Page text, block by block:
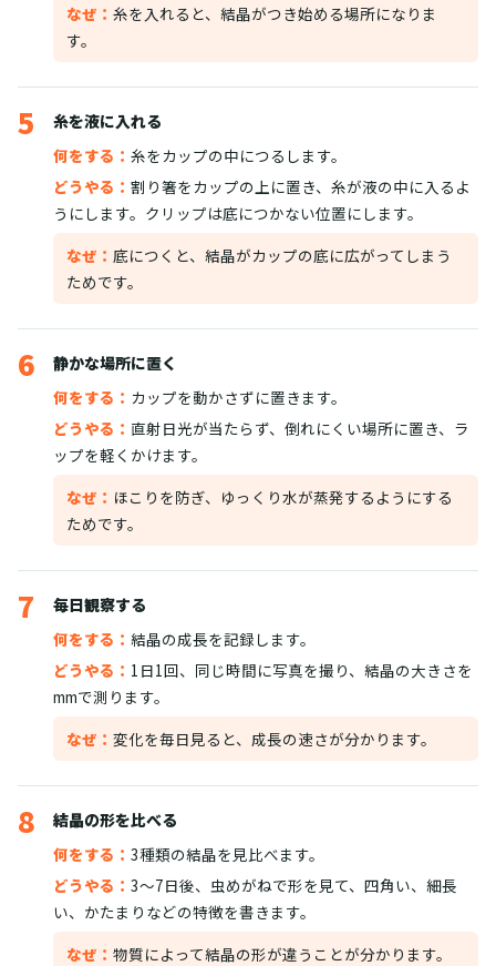
なぜ： 糸を入れると、結晶がつき始める場所になりま
す。
5
糸を液に入れる
何をする： 糸をカップの中につるします。
どうやる： 割り箸をカップの上に置き、糸が液の中に入るよ
うにします。クリップは底につかない位置にします。
なぜ： 底につくと、結晶がカップの底に広がってしまう
ためです。
6
静かな場所に置く
何をする： カップを動かさずに置きます。
どうやる： 直射日光が当たらず、倒れにくい場所に置き、ラ
ップを軽くかけます。
なぜ： ほこりを防ぎ、ゆっくり水が蒸発するようにする
ためです。
7
毎日観察する
何をする： 結晶の成長を記録します。
どうやる： 1日1回、同じ時間に写真を撮り、結晶の大きさを
mmで測ります。
なぜ： 変化を毎日見ると、成長の速さが分かります。
8
結晶の形を比べる
何をする： 3種類の結晶を見比べます。
どうやる： 3〜7日後、虫めがねで形を見て、四角い、細長
い、かたまりなどの特徴を書きます。
なぜ： 物質によって結晶の形が違うことが分かります。